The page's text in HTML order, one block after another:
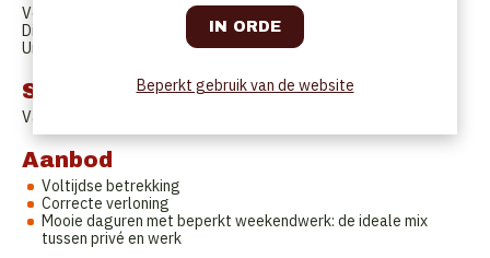
Voltijds
Dinsdag TEM zaterdag: 6u - 14u
Uren en dagen kunnen besproken worden.
Startdatum
Van zodra beschikbaar
Aanbod
Voltijdse betrekking
Correcte verloning
Mooie daguren met beperkt weekendwerk: de ideale mix
tussen privé en werk
Beperkt gebruik van de website